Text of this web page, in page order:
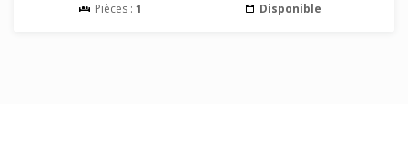
Pièces : 1 Disponible